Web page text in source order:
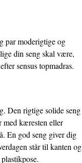
par moderigtige og
din seng skal være,
sensus topmadras.
Den rigtige solide seng
med kæresten eller
En god seng giver dig
står til kanten og